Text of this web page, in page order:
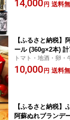
ニンニク醤油 ポン
キャラクターと3種
14,000円 送料
【ふるさと納税】
ール (360g×2本)
ロールケーキ お
蘇 冷凍 送料無料
トマト・地酒・卵
で1つ1つ心を込めて
ーる®はまるでレア
10,000円 送料
【ふるさと納税】
阿蘇ぬれブランデ